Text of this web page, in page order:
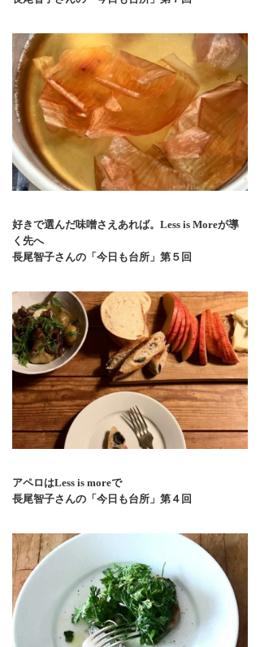
好きで選んだ味噌さえあれば。Less is Moreが導
く先へ
長尾智子さんの「今日も台所」第５回
アペロはLess is moreで
長尾智子さんの「今日も台所」第４回